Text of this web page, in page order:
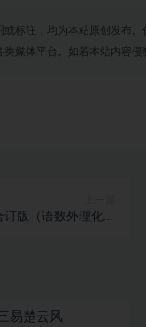
标注，均为本站原创发布
媒体平台。如若本站内容
版（语数外理化生
易楚云风